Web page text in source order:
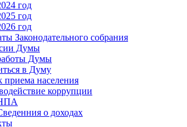
год
год
год
Законодательного собрания
Думы
Думы
в Думу
приема населения
коррупции
о доходах